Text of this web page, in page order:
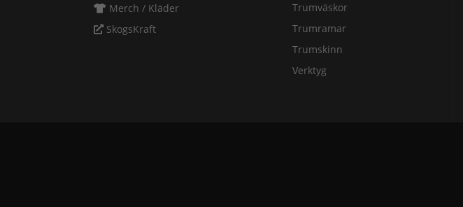
Merch / Kläder
SkogsKraft
Trumväskor
Trumramar
Trumskinn
Verktyg